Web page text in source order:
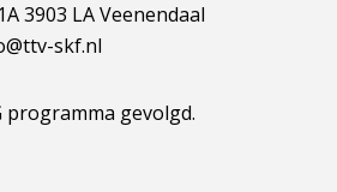
3903 LA Veenendaal
skf.nl
programma gevolgd.